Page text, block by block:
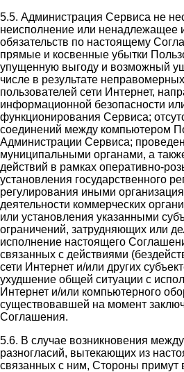
5.5. Администрация Сервиса не
неисполнение или ненадлежащее
обязательств по настоящему
прямые и косвенные убытки
упущенную выгоду и возможный
числе в результате
пользователей сети Интернет,
информационной безопасности
функционирования Сервиса;
соединений между компьютером
Администрации Сервиса;
муниципальными органами, а
действий в рамках оперативно-
установления государственного
регулирования иными
деятельности коммерческих
или установления указанными
ограничений, затрудняющих или
исполнение настоящего
связанных с действиями
сети Интернет и/или других
ухудшение общей ситуации с
Интернет и/или компьютерного
существовавшей на момент
Соглашения.
5.6. В случае возникновения
разногласий, вытекающих из
связанных с ним, Стороны примут